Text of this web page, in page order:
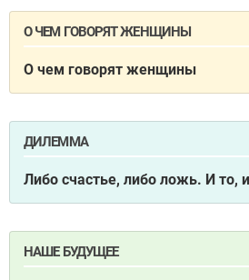
О ЧЕМ ГОВОРЯТ ЖЕНЩИНЫ
О чем говорят женщины
ДИЛЕММА
Либо счастье, либо ложь. И то,
НАШЕ БУДУЩЕЕ